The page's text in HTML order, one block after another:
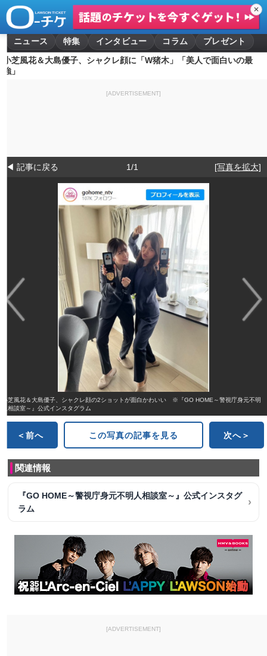
✕
ニュース 特集 インタビュー コラム
プレゼント
小芝風花＆大島優子、シャクレ顔に「W猪木」「美人で面白いの最
強」
[ADVERTISEMENT]
◀ 記事に戻る 1/1 [写真を拡大]
小芝風花＆大島優子、シャクレ顔の2ショットが面白かわいい ※『GO HOME～警視庁身元不明
人相談室～』公式インスタグラム
＜前へ この写真の記事を見る 次へ＞
関連情報
『GO HOME～警視庁身元不明人相談室～』公式インスタグ
ラム
[ADVERTISEMENT]